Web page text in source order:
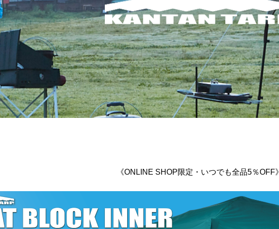
《ONLINE SHOP限定・いつでも全品5％OFF》